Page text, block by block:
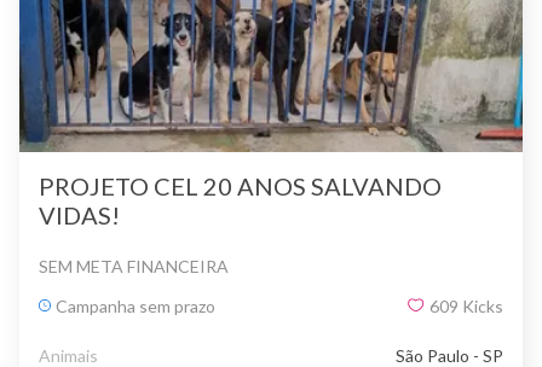
PROJETO CEL 20 ANOS SALVANDO
VIDAS!
SEM META FINANCEIRA
Campanha sem prazo
609 Kicks
Animais São Paulo - SP